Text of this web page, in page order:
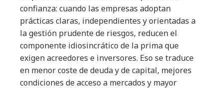
confianza: cuando las empresas adoptan
prácticas claras, independientes y orientadas a
la gestión prudente de riesgos, reducen el
componente idiosincrático de la prima que
exigen acreedores e inversores. Eso se traduce
en menor coste de deuda y de capital, mejores
condiciones de acceso a mercados y mayor